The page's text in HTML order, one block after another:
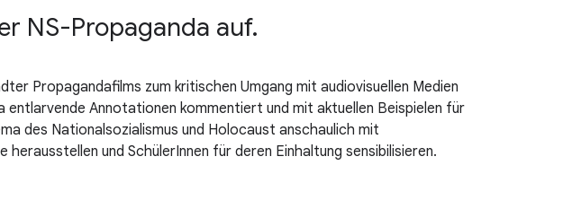
NS-Propaganda auf.
Propagandafilms zum kritischen Umgang mit audiovisuellen Medien
Annotationen kommentiert und mit aktuellen Beispielen für
des Nationalsozialismus und Holocaust anschaulich mit
und SchülerInnen für deren Einhaltung sensibilisieren.